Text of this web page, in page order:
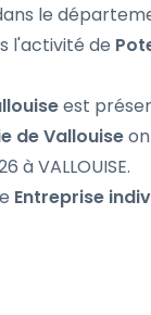
le
l'activité de
est
de Vallouise
VALLOUISE.
Entreprise